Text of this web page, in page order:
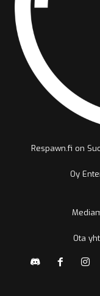
Respawn.fi on
Oy
Ota